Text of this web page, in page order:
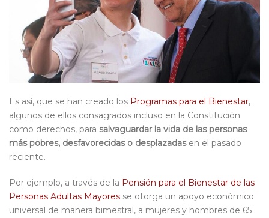
Es así, que se han creado los Programas para el Bienestar,
algunos de ellos consagrados incluso en la Constitución
como derechos, para salvaguardar la vida de las personas
más pobres, desfavorecidas o desplazadasen el pasado
reciente.
Por ejemplo, a través de la Pensión para el Bienestar de las
Personas Adultas Mayores se otorga un apoyo económico
universal de manera bimestral, a mujeres y hombres de 65